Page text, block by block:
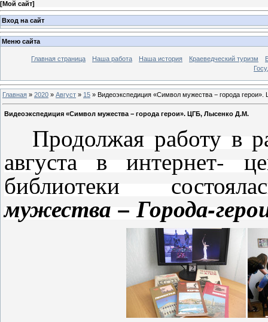
[Мой сайт]
Вход на сайт
Меню сайта
Главная страница Наша работа Наша история Краеведческий туризм
Главная » 2020 » Август » 15 » Видеоэкспедиция «Символ мужества − города
Видеоэкспедиция «Символ мужества − города герои». ЦГБ, Лысенко Д.М.
Продолжая работу в
августа в интернет-
библиотеки
мужества − Города-